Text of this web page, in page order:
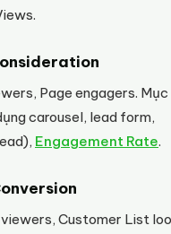
Page engagers. Mục
carousel, lead form,
Engagement Rate.
Customer List